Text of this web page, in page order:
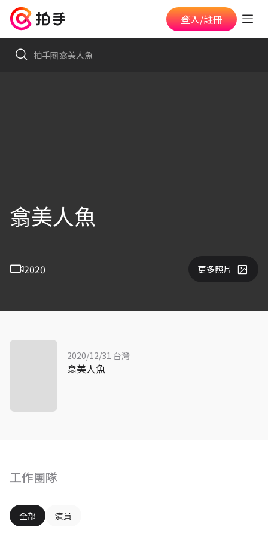
登入/註冊
拍手圈翕美人魚
翕美人魚
2020 更多照片
工作團隊
全部 演員
2020/12/31 台灣
翕美人魚